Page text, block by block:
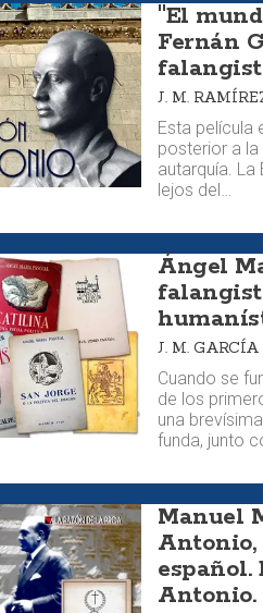
"El
Fernán
J. M.
Esta película
posterior a la
autarquía. La
lejos del…
Ángel
J. M.
Cuando se
de los
una
funda, junto
Manuel
Antonio,
español.
Antonio.